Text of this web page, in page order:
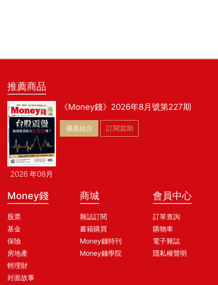
推薦商品
2026 年08月
《Money錢》2026年8月號第227期
優惠組合 訂閱當期
Money錢
股票
基金
保險
房地產
輕理財
封面故事
商城
雜誌訂閱
書籍購買
Money錢特刊
Money錢學院
會員中心
訂單查詢
購物車
電子雜誌
隱私權聲明